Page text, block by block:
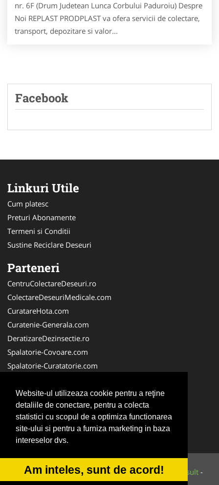
Website-ul utilizeaza cookie pentru a reţine
detaliile de conectare, pentru a colecta
statistici cu scopul de a optimiza functionarea
site-ului si pentru a furniza marketing in baza
intereselor dvs.
Am inteles, sunt de acord!
nr. 6F (Drum Judetean Lunca Corbului Paduroiu) Despre
Noi REPLAST PRODPLAST va ofera servicii de colectare,
transport, depozitare si valor...
Facebook
Linkuri Utile
Cum platesc
Preturi Abonamente
Termeni si Conditii
Sustine Reciclare Deseuri
Parteneri
CentruColectareDeseuri.ro
ColectareDeseuriMedicale.com
CuratareHota.com
Curatenie-Generala.com
DeratizareDezinsectie.ro
Spalatorie-Covoare.com
Spalatorie-Curatatorie.com
FirmaDeratizare.ro
Service-Reparatii.com
Servicii-DDD.com
ServiciiAlpinism.ro
© 2014-2026 Powered byVilonMedia&Tokaido Consult -